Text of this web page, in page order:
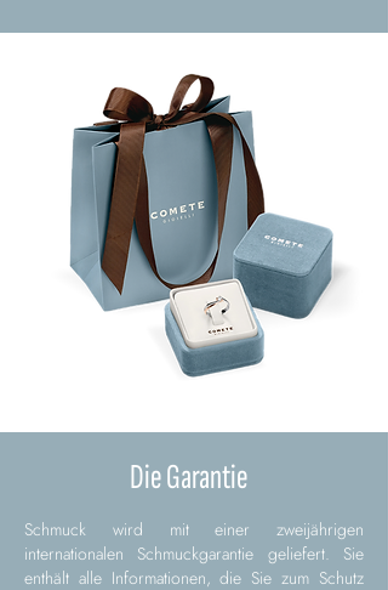
Die Garantie
Schmuck wird mit einer zweijährigen
internationalen Schmuckgarantie geliefert. Sie
enthält alle Informationen, die Sie zum Schutz